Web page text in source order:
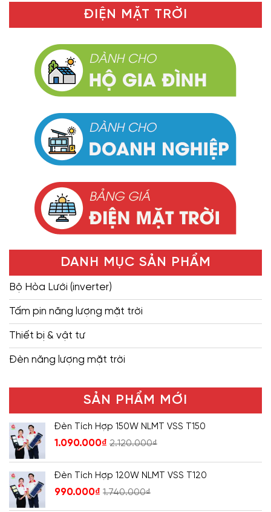
ĐIỆN MẶT TRỜI
DANH MỤC SẢN PHẨM
Bộ Hòa Lưới (inverter)
Tấm pin năng lượng mặt trời
Thiết bị & vật tư
Đèn năng lượng mặt trời
SẢN PHẨM MỚI
Đèn Tích Hợp 150W NLMT VSS T150
1.090.000₫ 2.120.000₫
Đèn Tích Hợp 120W NLMT VSS T120
990.000₫ 1.740.000₫